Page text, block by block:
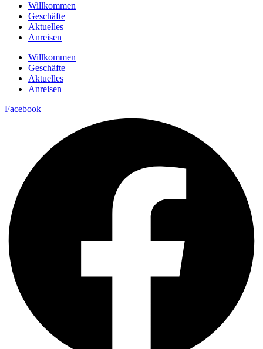
Willkommen
Geschäfte
Aktuelles
Anreisen
Willkommen
Geschäfte
Aktuelles
Anreisen
Facebook